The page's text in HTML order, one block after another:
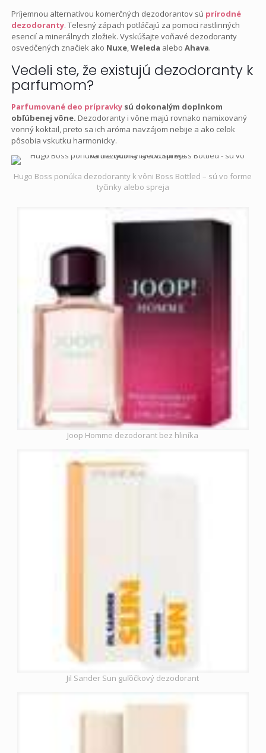
Príjemnou alternatívou komerčných dezodorantov sú prírodné
dezodoranty. Telesný zápach potláčajú za pomoci rastlinných
esencií a minerálnych zložiek. Vyskúšajte voňavé dezodoranty
osvedčených značiek ako Nuxe,Weleda aleboAhava.
Vedeli ste, že existujú dezodoranty k
parfumom?
Parfumované deo prípravky sú dokonalým doplnkom
obľúbenej vône. Dezodoranty i vône majú rovnako namixovaný
vonný koktail, preto sa ich aróma navzájom nebije a ako celok
pôsobia vskutku harmonicky.
Hugo Boss ponúka dezodoranty k vôni Boss Bottled – sú vo forme
tyčinky alebo spreja
Joop Homme dezodorant bez hliníka
Jil Sander Sun guľôčkový dezodorant